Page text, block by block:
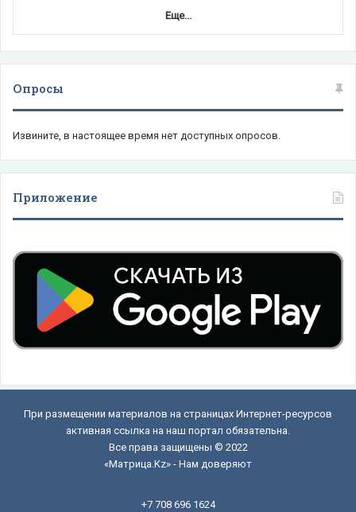
Еще...
Опросы
Извините, в настоящее время нет доступных опросов.
Приложение
При размещении материалов на страницах Интернет-ресурсов
активная ссылка на наш портал обязательна.
Все права защищены © 2022
«Матрица.Kz» - Нам доверяют
+7 708 696 1624